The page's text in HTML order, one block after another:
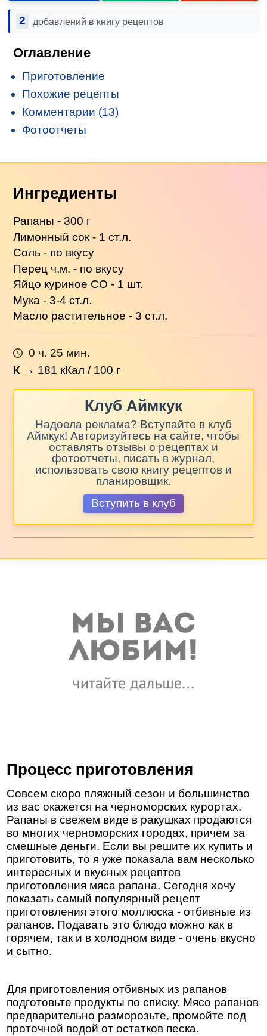
2 добавлений в книгу рецептов
Оглавление
Приготовление
Похожие рецепты
Комментарии (13)
Фотоотчеты
Ингредиенты
Рапаны - 300 г
Лимонный сок - 1 ст.л.
Соль - по вкусу
Перец ч.м. - по вкусу
Яйцо куриное СО - 1 шт.
Мука - 3-4 ст.л.
Масло растительное - 3 ст.л.
0 ч. 25 мин.
К → 181 кКал / 100 г
Клуб Аймкук
Надоела реклама? Вступайте в клуб
Аймкук! Авторизуйтесь на сайте, чтобы
оставлять отзывы о рецептах и
фотоотчеты, писать в журнал,
использовать свою книгу рецептов и
планировщик.
Вступить в клуб
Процесс приготовления
Совсем скоро пляжный сезон и большинство
из вас окажется на черноморских курортах.
Рапаны в свежем виде в ракушках продаются
во многих черноморских городах, причем за
смешные деньги. Если вы решите их купить и
приготовить, то я уже показала вам несколько
интересных и вкусных рецептов
приготовления мяса рапана. Сегодня хочу
показать самый популярный рецепт
приготовления этого моллюска - отбивные из
рапанов. Подавать это блюдо можно как в
горячем, так и в холодном виде - очень вкусно
и сытно.
Для приготовления отбивных из рапанов
подготовьте продукты по списку. Мясо рапанов
предварительно разморозьте, промойте под
проточной водой от остатков песка.